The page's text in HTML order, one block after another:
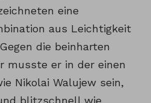
eine
aus Leichtigkeit
die beinharten
musste er in der einen
Nikolai Walujew sein,